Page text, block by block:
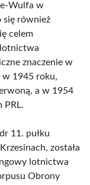
Wulfa w
się również
celem
znaczenie w
w 1945 roku,
a w 1954
PRL.
11. pułku
została
lotnictwa
Obrony